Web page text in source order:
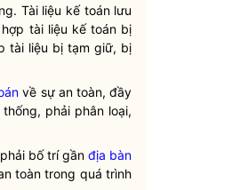
Tài liệu kế toánlưu
tài liệu kế toánbị
tài liệu bị tạm giữ, bị
về sự an toàn, đầy
phải phân loại,
phải bố trí gần địa bàn
toàn trong quá trình